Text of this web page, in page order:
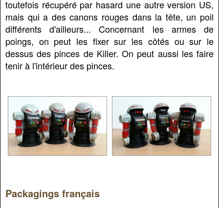
toutefois récupéré par hasard une autre version US,
mais qui a des canons rouges dans la tête, un poil
différents d'ailleurs... Concernant les armes de
poings, on peut les fixer sur les côtés ou sur le
dessus des pinces de Killer. On peut aussi les faire
tenir à l'intérieur des pinces.
Packagings français